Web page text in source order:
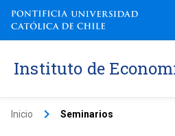
Instituto de
Inicio keyboard_arrow_right Seminarios